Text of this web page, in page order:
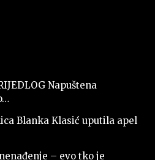
Napuštena
Blanka Klasić uputila apel
– evo tko je